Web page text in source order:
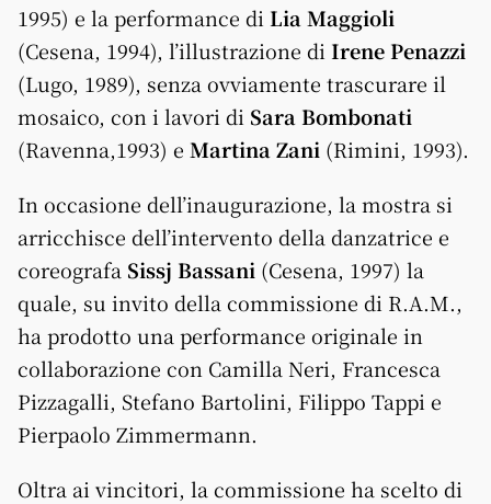
1995) e la performance di Lia Maggioli
(Cesena, 1994), l’illustrazione di Irene Penazzi
(Lugo, 1989), senza ovviamente trascurare il
mosaico, con i lavori di Sara Bombonati
(Ravenna,1993) e Martina Zani (Rimini, 1993).
In occasione dell’inaugurazione, la mostra si
arricchisce dell’intervento della danzatrice e
coreografa Sissj Bassani (Cesena, 1997) la
quale, su invito della commissione di R.A.M.,
ha prodotto una performance originale in
collaborazione con Camilla Neri, Francesca
Pizzagalli, Stefano Bartolini, Filippo Tappi e
Pierpaolo Zimmermann.
Oltra ai vincitori, la commissione ha scelto di